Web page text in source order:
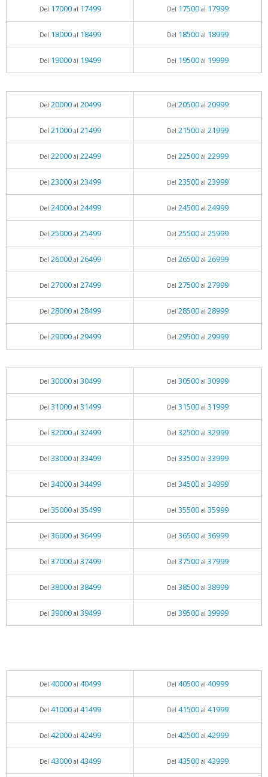
Del 17000al 17499 Del 17500al 17999
Del 18000al 18499 Del 18500al 18999
Del 19000al 19499 Del 19500al 19999
Del 20000al 20499 Del 20500al 20999
Del 21000al 21499 Del 21500al 21999
Del 22000al 22499 Del 22500al 22999
Del 23000al 23499 Del 23500al 23999
Del 24000al 24499 Del 24500al 24999
Del 25000al 25499 Del 25500al 25999
Del 26000al 26499 Del 26500al 26999
Del 27000al 27499 Del 27500al 27999
Del 28000al 28499 Del 28500al 28999
Del 29000al 29499 Del 29500al 29999
Del 30000al 30499 Del 30500al 30999
Del 31000al 31499 Del 31500al 31999
Del 32000al 32499 Del 32500al 32999
Del 33000al 33499 Del 33500al 33999
Del 34000al 34499 Del 34500al 34999
Del 35000al 35499 Del 35500al 35999
Del 36000al 36499 Del 36500al 36999
Del 37000al 37499 Del 37500al 37999
Del 38000al 38499 Del 38500al 38999
Del 39000al 39499 Del 39500al 39999
Del 40000al 40499 Del 40500al 40999
Del 41000al 41499 Del 41500al 41999
Del 42000al 42499 Del 42500al 42999
Del 43000al 43499 Del 43500al 43999